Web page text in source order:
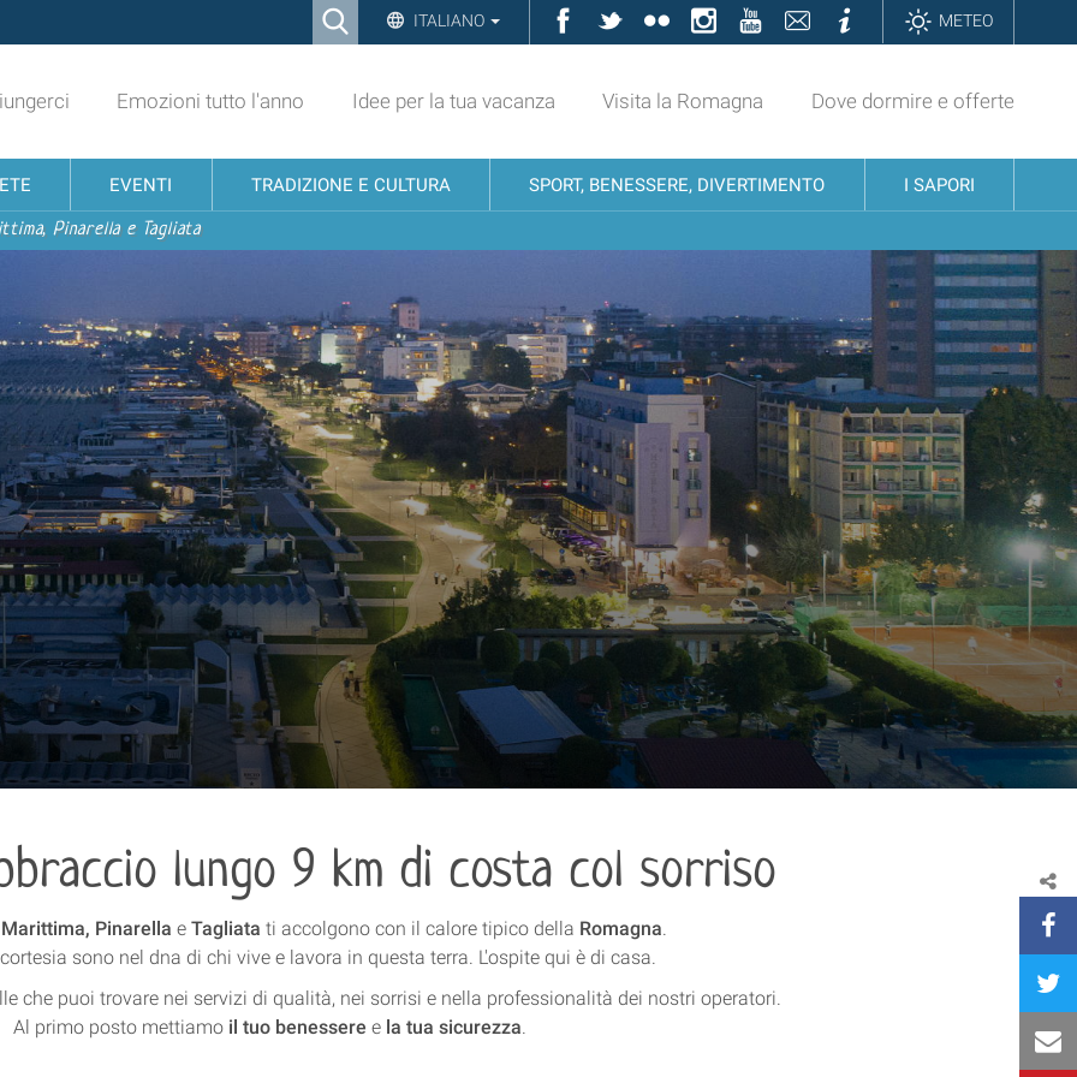
Ricerca ITALIANO Facebook
TwitterFlickrInstagramYouTubeContattiInformazioniMETEO
Emozioni tutto l'anno Idee per la tua vacanza Visita la Romagna Dove dormire e offerte
EVENTI TRADIZIONE E CULTURA SPORT, BENESSERE, DIVERTIMENTO I SAPORI
Pinarella e Tagliata
lungo 9 km di costa col sorriso
Pinarella e Tagliata ti accolgono con il calore tipico della Romagna.
sono nel dna di chi vive e lavora in questa terra. L'ospite qui è di casa.
che puoi trovare nei servizi di qualità, nei sorrisi e nella professionalità dei nostri operatori.
Al primo posto mettiamo il tuo benessere e la tua sicurezza.